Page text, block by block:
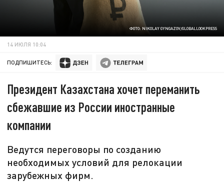
ФОТО: NIKOLAY GYNGAZOV/GLOBALLOOKPRESS
14 ИЮЛЯ 10:04
ПОДПИШИТЕСЬ:
Президент Казахстана хочет переманить
сбежавшие из России иностранные
компании
Ведутся переговоры по созданию
необходимых условий для релокации
зарубежных фирм.